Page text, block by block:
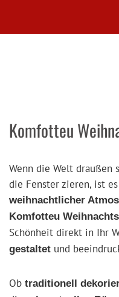
Komfotteu
Wenn die Welt
die Fenster zieren, ist
weihnachtlicher
Komfotteu
Schönheit direkt in Ihr
gestaltet und
Ob traditionell